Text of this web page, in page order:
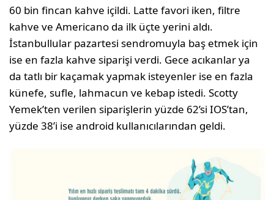
60 bin fincan kahve içildi. Latte favori iken, filtre
kahve ve Americano da ilk üçte yerini aldı.
İstanbullular pazartesi sendromuyla baş etmek için
ise en fazla kahve siparişi verdi. Gece acıkanlar ya
da tatlı bir kaçamak yapmak isteyenler ise en fazla
künefe, sufle, lahmacun ve kebap istedi. Scotty
Yemek’ten verilen siparişlerin yüzde 62’si IOS’tan,
yüzde 38’i ise android kullanıcılarından geldi.